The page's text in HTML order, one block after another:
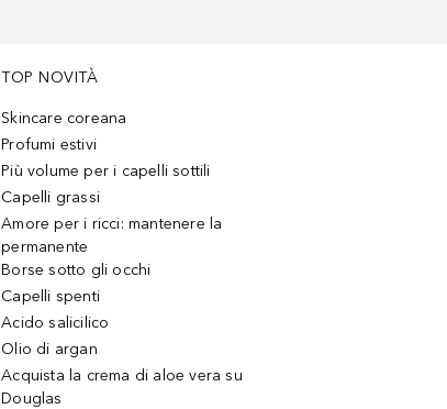
TOP NOVITÀ
Skincare coreana
Profumi estivi
Più volume per i capelli sottili
Capelli grassi
Amore per i ricci: mantenere la
permanente
Borse sotto gli occhi
Capelli spenti
Acido salicilico
Olio di argan
Acquista la crema di aloe vera su
Douglas